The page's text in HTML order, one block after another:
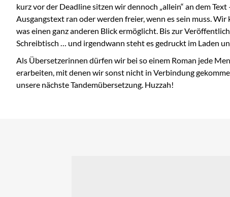
kurz vor der Deadline sitzen wir dennoch „allein“ an dem
Ausgangstext ran oder werden freier, wenn es sein muss.
was einen ganz anderen Blick ermöglicht. Bis zur
Schreibtisch … und irgendwann steht es gedruckt im Laden
Als Übersetzerinnen dürfen wir bei so einem Roman jede
erarbeiten, mit denen wir sonst nicht in Verbindung
unsere nächste Tandemübersetzung. Huzzah!